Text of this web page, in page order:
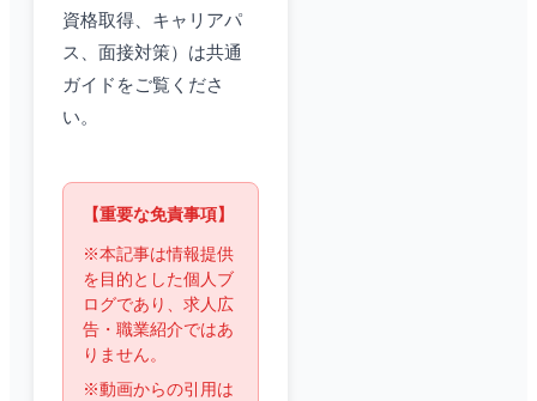
資格取得、キャリアパ
ス、面接対策）は共通
ガイドをご覧くださ
い。
【重要な免責事項】
※本記事は情報提供
を目的とした個人ブ
ログであり、求人広
告・職業紹介ではあ
りません。
※動画からの引用は